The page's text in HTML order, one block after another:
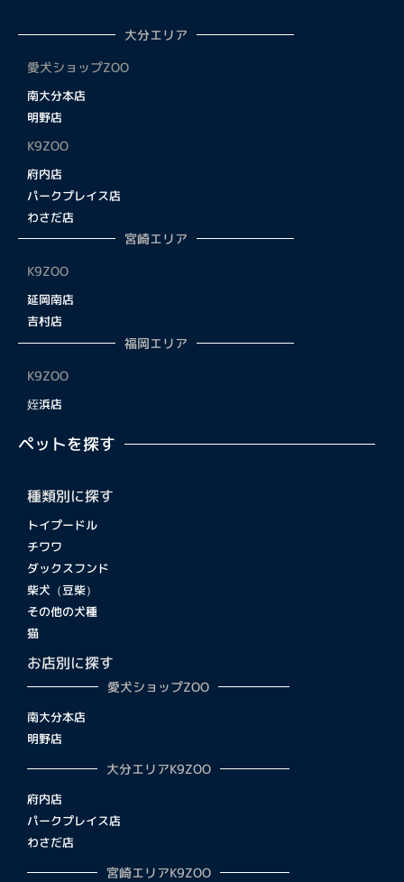
大分エリア
愛犬ショップZOO
南大分本店
明野店
K9ZOO
府内店
パークプレイス店
わさだ店
宮崎エリア
K9ZOO
延岡南店
吉村店
福岡エリア
K9ZOO
姪浜店
ペットを探す
種類別に探す
トイプードル
チワワ
ダックスフンド
柴犬（豆柴）
その他の犬種
猫
お店別に探す
愛犬ショップZOO
南大分本店
明野店
大分エリアK9ZOO
府内店
パークプレイス店
わさだ店
宮崎エリアK9ZOO